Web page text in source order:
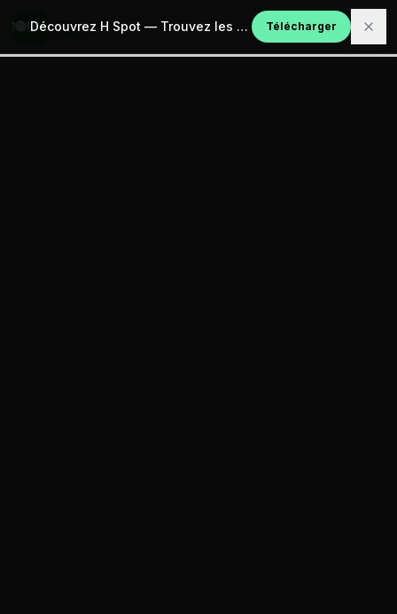
🍽️ Découvrez H Spot — Trouvez les meilleurs restaurants halal Télécharger
HSpot